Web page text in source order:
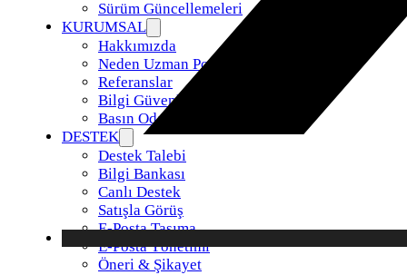
Sürüm Güncellemeleri
KURUMSAL
Hakkımızda
Neden Uzman Posta
Referanslar
Bilgi Güvenliği Politikamız
Basın Odası
DESTEK
Destek Talebi
Bilgi Bankası
Canlı Destek
Satışla Görüş
E-Posta Taşıma
E-Posta Yönetimi
Öneri & Şikayet